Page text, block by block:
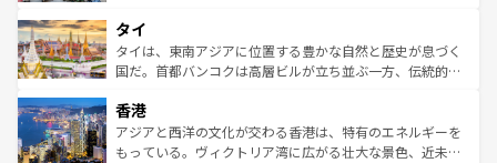
リティに包まれながら、韓国の多彩な魅力を心ゆくまで味
わってみてほしい。 なお、新着の韓国情報はコンテンツ一
覧を参照してほしい。
急速な発展と共に伝統が息づく。ハノイの古い町並みやホ
ーチミン市のフランス統治時代の建物も、独特の雰囲気を
醸し出している。また、バラエティの豊かさとおいしさで
とつ。フォーやバインミー、ベトナムコーヒーなどは、ぜ
ひ現地で味わいたい。どの地域を訪れてもあたたかい人々
が旅行者を迎えてくれるので、きっと忘れられない旅にな
タイ
タイは、東南アジアに位置する豊かな自然と歴史が息づく
国だ。首都バンコクは高層ビルが立ち並ぶ一方、伝統的な
の活気が交差している。北部ではチェンマイなどの山岳地
帯で自然と触れ合い、南部ではプーケットやクラビの美し
いビーチでリゾート気分を楽しむことができる。タイ料理
香港
アジアと西洋の文化が交わる香港は、特有のエネルギーを
もっている。ヴィクトリア湾に広がる壮大な景色、近未来